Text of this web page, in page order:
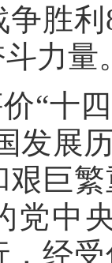
争胜
力量
“十
发展
艰巨
党中
，经